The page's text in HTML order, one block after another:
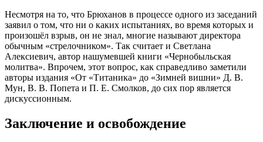
Несмотря на то, что Брюханов в процессе одного из заседаний
заявил о том, что ни о каких испытаниях, во время которых и
произошёл взрыв, он не знал, многие называют директора
обычным «стрелочником». Так считает и Светлана
Алексиевич, автор нашумевшей книги «Чернобыльская
молитва». Впрочем, этот вопрос, как справедливо заметили
авторы издания «От «Титаника» до «Зимней вишни» Д. В.
Мун, В. В. Попета и П. Е. Смолков, до сих пор является
дискуссионным.
Заключение и освобождение